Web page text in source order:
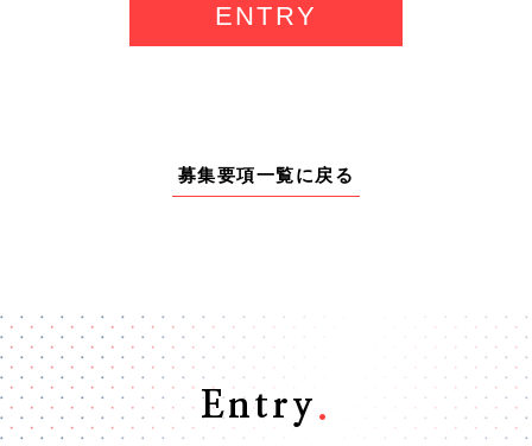
ENTRY
募集要項一覧に戻る
Entry.